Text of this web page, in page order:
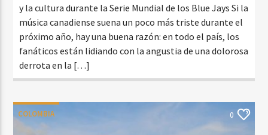
y la cultura durante la Serie Mundial de los Blue Jays Si la
música canadiense suena un poco más triste durante el
próximo año, hay una buena razón: en todo el país, los
fanáticos están lidiando con la angustia de una dolorosa
derrota en la […]
COLOMBIA 0